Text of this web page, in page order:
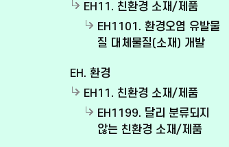
EH11. 친환경 소재/제품
EH1101. 환경오염 유발물
질 대체물질(소재) 개발
EH. 환경
EH11. 친환경 소재/제품
EH1199. 달리 분류되지
않는 친환경 소재/제품